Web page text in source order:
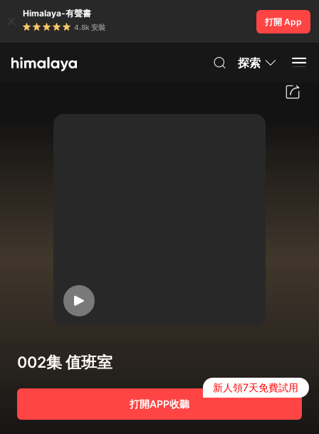
Himalaya-有聲書
4.8k 安裝
打開 App
探索
002集 值班室
打開APP收聽
新人領7天免費試用